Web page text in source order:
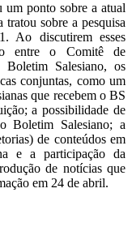
um ponto sobre a atual
sobre a pesquisa
Ao discutirem esses
entre o Comitê de
Salesiano, os
conjuntas, como um
que recebem o BS
a possibilidade de
Boletim Salesiano; a
de conteúdos em
e a participação da
de notícias que
em 24 de abril.